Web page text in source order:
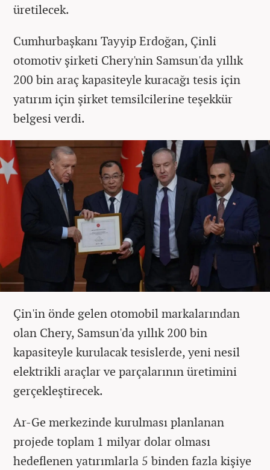
üretilecek.
Cumhurbaşkanı Tayyip Erdoğan, Çinli
otomotiv şirketi Chery'nin Samsun'da yıllık
200 bin araç kapasiteyle kuracağı tesis için
yatırım için şirket temsilcilerine teşekkür
belgesi verdi.
Çin'in önde gelen otomobil markalarından
olan Chery, Samsun'da yıllık 200 bin
kapasiteyle kurulacak tesislerde, yeni nesil
elektrikli araçlar ve parçalarının üretimini
gerçekleştirecek.
Ar-Ge merkezinde kurulması planlanan
projede toplam 1 milyar dolar olması
hedeflenen yatırımlarla 5 binden fazla kişiye